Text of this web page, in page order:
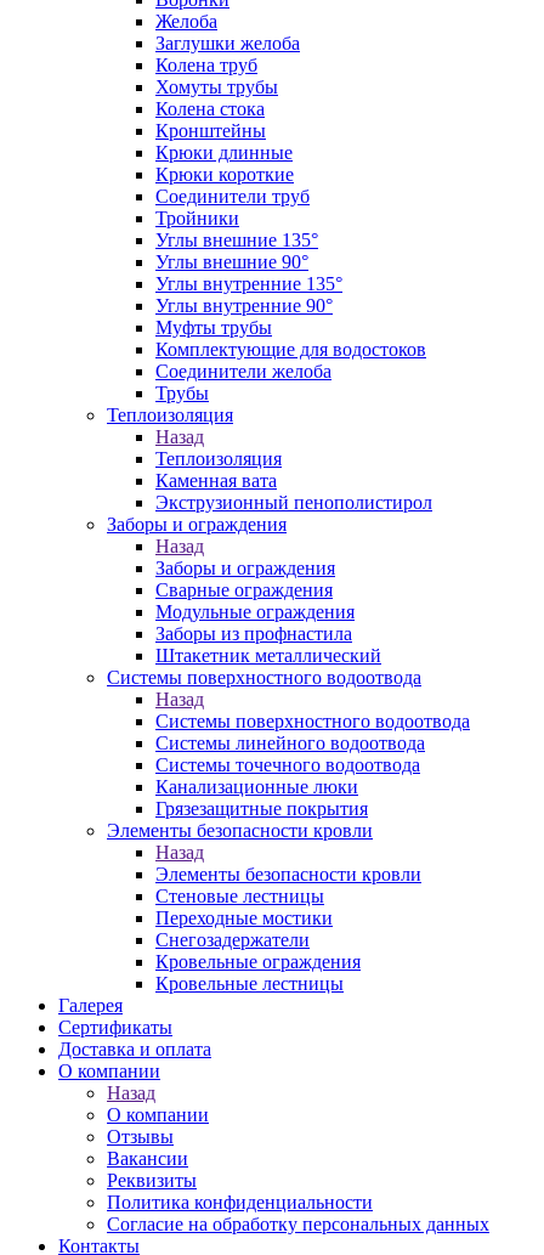
Желоба
Заглушки желоба
Колена труб
Хомуты трубы
Колена стока
Кронштейны
Крюки длинные
Крюки короткие
Соединители труб
Тройники
Углы внешние 135°
Углы внешние 90°
Углы внутренние 135°
Углы внутренние 90°
Муфты трубы
Комплектующие для водостоков
Соединители желоба
Трубы
Теплоизоляция
Назад
Теплоизоляция
Каменная вата
Экструзионный пенополистирол
Заборы и ограждения
Назад
Заборы и ограждения
Сварные ограждения
Модульные ограждения
Заборы из профнастила
Штакетник металлический
Системы поверхностного водоотвода
Назад
Системы поверхностного водоотвода
Системы линейного водоотвода
Системы точечного водоотвода
Канализационные люки
Грязезащитные покрытия
Элементы безопасности кровли
Назад
Элементы безопасности кровли
Стеновые лестницы
Переходные мостики
Снегозадержатели
Кровельные ограждения
Кровельные лестницы
Галерея
Сертификаты
Доставка и оплата
О компании
Назад
О компании
Отзывы
Вакансии
Реквизиты
Политика конфиденциальности
Согласие на обработку персональных данных
Контакты